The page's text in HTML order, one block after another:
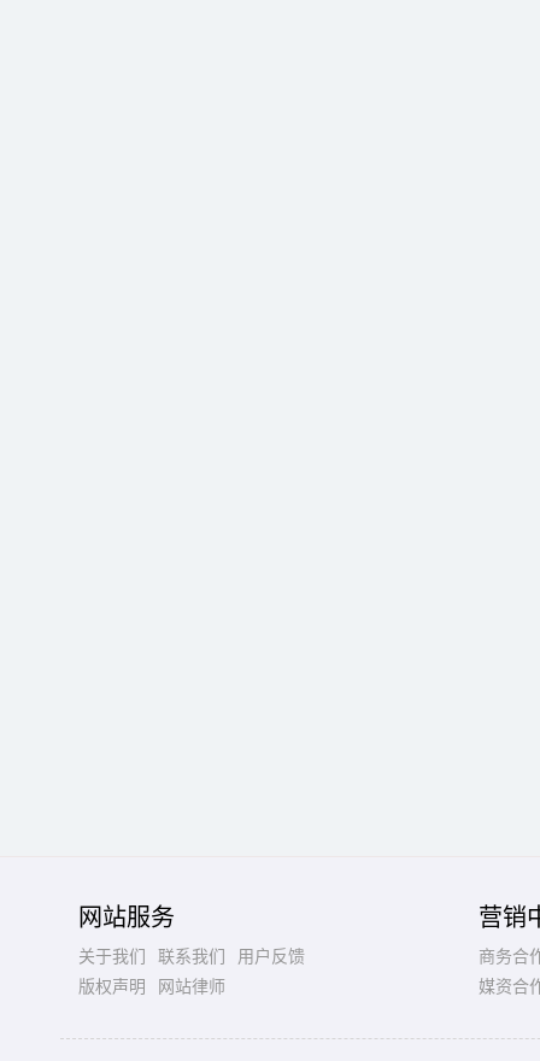
网站服务
关于我们 联系我们
用户反馈
版权声明
网站律师
营销
商务合
媒资合